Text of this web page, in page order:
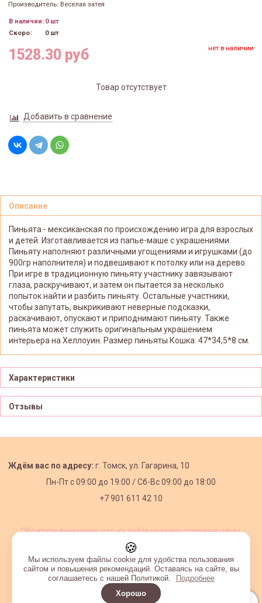
Производитель: Веселая затея
В наличии: 0 шт
Скоро:
0 шт
1528.30 руб нет в наличии
Товар отсутствует
Добавить в сравнение
Описание
Пиньята - мексиканская по происхождению игра для взрослых
и детей. Изготавливается из папье-маше с украшениями.
Пиньяту наполняют различными угощениями и игрушками (до
900гр наполнителя) и подвешивают к потолку или на дерево.
При игре в традиционную пиньяту участнику завязывают
глаза, раскручивают, и затем он пытается за несколько
попыток найти и разбить пиньяту. Остальные участники,
чтобы запутать, выкрикивают неверные подсказки,
раскачивают, опускают и приподнимают пиньяту. Также
пиньята может служить оригинальным украшением
интерьера на Хеллоуин. Размер пиньяты Кошка: 47*34,5*8 см.
Характеристики
Отзывы
Ждём вас по адресу: г. Томск, ул. Гагарина, 10
Пн-Пт с09:00 до 19:00 /Сб-Вс 09:00 до 18:00
+7 901 611 42 10
Обратите внимание, что на сайте указаны оптовые цены,
🍪
Мы используем файлы cookie для удобства пользования
сайтом и повышения рекомендаций. Оставаясь на сайте, вы
соглашаетесь с нашей Политикой.
Подробнее
Хорошо